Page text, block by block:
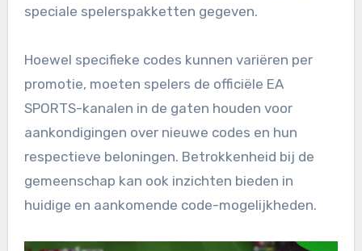
speciale spelerspakketten gegeven.
Hoewel specifieke codes kunnen variëren per
promotie, moeten spelers de officiële EA
SPORTS-kanalen in de gaten houden voor
aankondigingen over nieuwe codes en hun
respectieve beloningen. Betrokkenheid bij de
gemeenschap kan ook inzichten bieden in
huidige en aankomende code-mogelijkheden.